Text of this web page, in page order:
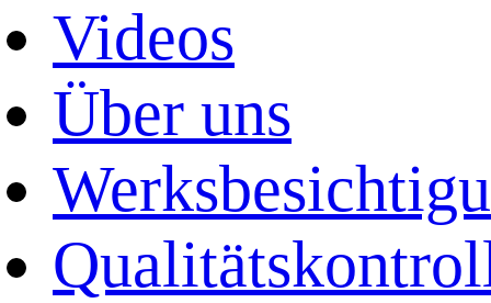
Videos
Über uns